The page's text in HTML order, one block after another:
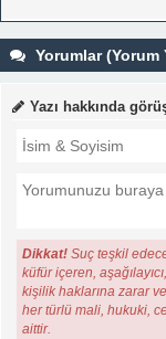
Yorumlar (Yorum
Yazı hakkında
Dikkat! Suç teşkil
küfür içeren,
kişilik haklarına zarar
her türlü mali, hukuki,
aittir.